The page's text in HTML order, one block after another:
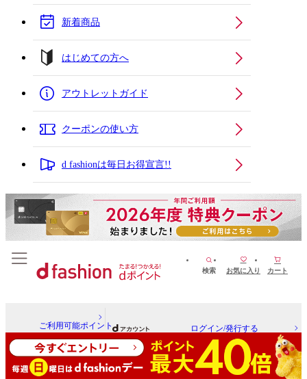
新着商品
はじめての方へ
アウトレットガイド
クーポンの使い方
d fashionは毎日お得宣言!!
検索 お気に入り カート
ご利用可能ポイント ログイン/発行する